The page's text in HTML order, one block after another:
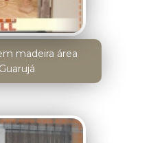
madeira área